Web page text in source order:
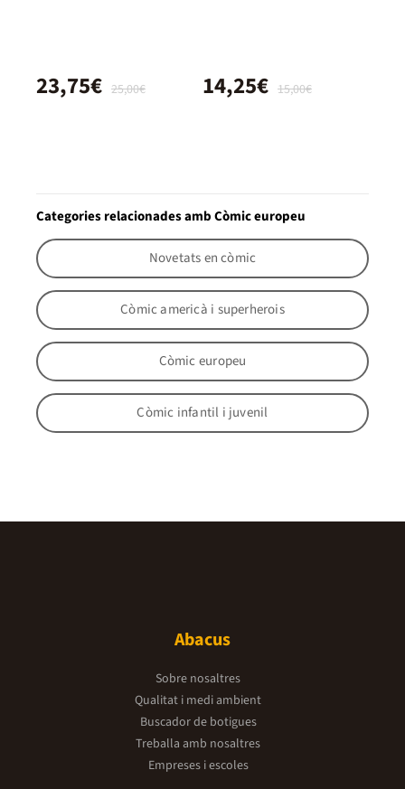
25,00€
23,75€ 15,00€
14,25€
Categories relacionades amb Còmic europeu
Novetats en còmic
Còmic americà i superherois
Còmic europeu
Còmic infantil i juvenil
Abacus
Sobre nosaltres
Qualitat i medi ambient
Buscador de botigues
Treballa amb nosaltres
Empreses i escoles